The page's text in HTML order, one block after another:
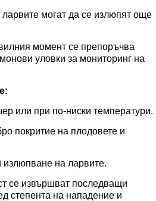
могат да се излюпят още
момент се препоръчва
уловки за мониторинг на
или при по-ниски температури.
покритие на плодовете и
излюпване на ларвите.
се извършват последващи
степента на нападение и